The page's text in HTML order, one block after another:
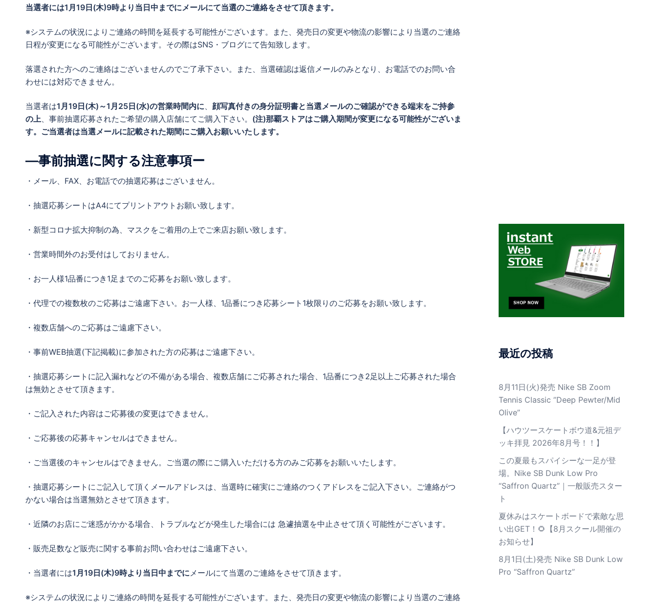
当選者には1月19日(木)9時より当日中までにメールにて当選のご連絡をさせて頂きます。
※システムの状況によりご連絡の時間を延長する可能性がございます。また、発売日の変更や物流の影響により当選のご連絡
日程が変更になる可能性がございます。その際はSNS・ブログにて告知致します。
落選された方へのご連絡はございませんのでご了承下さい。また、当選確認は返信メールのみとなり、お電話でのお問い合
わせには対応できません。
当選者は1月19日(木)～1月25日(水)の営業時間内に、 顔写真付きの身分証明書と当選メールのご確認ができる端末をご持参
の上、事前抽選応募されたご希望の購入店舗にてご購入下さい。 (注)那覇ストアはご購入期間が変更になる可能性がございま
す。ご当選者は当選メールに記載された期間にご購入お願いいたします。
―事前抽選に関する注意事項ー
・メール、FAX、お電話での抽選応募はございません。
・抽選応募シートはA4にてプリントアウトお願い致します。
・新型コロナ拡大抑制の為、マスクをご着用の上でご来店お願い致します。
・営業時間外のお受付はしておりません。
・お一人様1品番につき1足までのご応募をお願い致します。
・代理での複数枚のご応募はご遠慮下さい。お一人様、1品番につき応募シート1枚限りのご応募をお願い致します。
・複数店舗へのご応募はご遠慮下さい。
・事前WEB抽選(下記掲載)に参加された方の応募はご遠慮下さい。
・抽選応募シートに記入漏れなどの不備がある場合、複数店舗にご応募された場合、1品番につき2足以上ご応募された場合
は無効とさせて頂きます。
・ご記入された内容はご応募後の変更はできません。
・ご応募後の応募キャンセルはできません。
・ご当選後のキャンセルはできません。ご当選の際にご購入いただける方のみご応募をお願いいたします。
・抽選応募シートにご記入して頂くメールアドレスは、当選時に確実にご連絡のつくアドレスをご記入下さい。ご連絡がつ
かない場合は当選無効とさせて頂きます。
・近隣のお店にご迷惑がかかる場合、トラブルなどが発生した場合には 急遽抽選を中止させて頂く可能性がございます。
・販売足数など販売に関する事前お問い合わせはご遠慮下さい。
・当選者には1月19日(木)9時より当日中までにメールにて当選のご連絡をさせて頂きます。
※システムの状況によりご連絡の時間を延長する可能性がございます。また、発売日の変更や物流の影響により当選のご連絡
最近の投稿
8月11日(火)発売 Nike SB Zoom
Tennis Classic ”Deep Pewter/Mid
Olive”
【ハウツースケートボウ道&元祖デ
ッキ拝見 2026年8月号！！】
この夏最もスパイシーな一足が登
場。Nike SB Dunk Low Pro
“Saffron Quartz”｜一般販売スター
ト
夏休みはスケートボードで素敵な思
い出GET！🌻【8月スクール開催の
お知らせ】
8月1日(土)発売 Nike SB Dunk Low
Pro “Saffron Quartz”